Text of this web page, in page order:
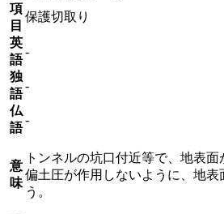
項
目
保護切取り
英
語
-
独
語
-
仏
語
-
意
味
トンネルの坑口付近等で、地表
偏土圧が作用しないように、地表
う。